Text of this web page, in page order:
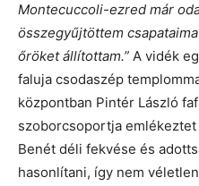
Montecuccoli-ezred már
összegyűjtöttem
őröket állítottam.” A vidék
faluja csodaszép
központban Pintér László
szoborcsoportja
Benét déli fekvése és
hasonlítani, így nem